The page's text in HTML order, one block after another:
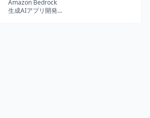
Amazon Bedrock
生成AIアプリ開発